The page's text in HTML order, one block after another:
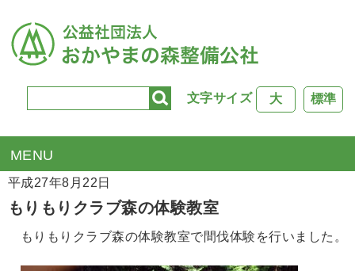
文字サイズ 標準
大
TOP>公社のできごと
平成27年8月22日
もりもりクラブ森の体験教室
もりもりクラブ森の体験教室で間伐体験を行いました。